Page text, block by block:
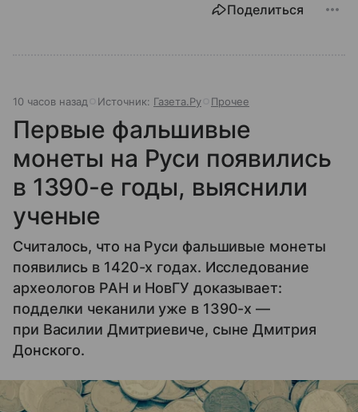
Поделиться
10 часов назад Источник: Газета.Ру Прочее
Первые фальшивые
монеты на Руси появились
в 1390-е годы, выяснили
ученые
Считалось, что на Руси фальшивые монеты
появились в 1420-х годах. Исследование
археологов РАН и НовГУ доказывает:
подделки чеканили уже в 1390-х —
при Василии Дмитриевиче, сыне Дмитрия
Донского.